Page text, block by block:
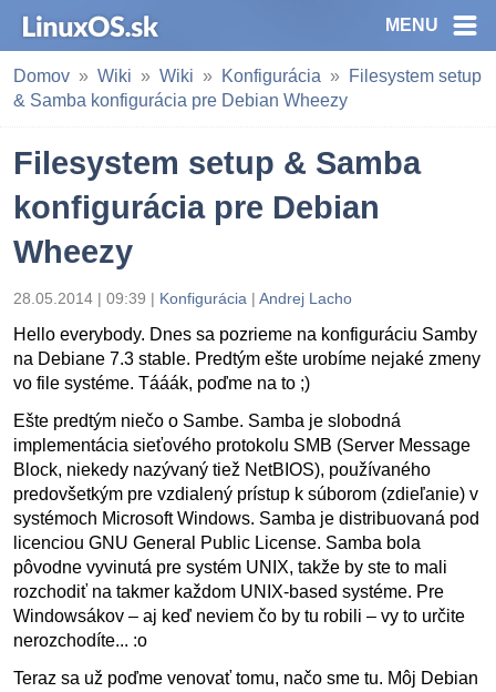
MENU
Domov Wiki Wiki Konfigurácia
Filesystem setup
& Samba konfigurácia pre Debian Wheezy
Filesystem setup & Samba
konfigurácia pre Debian
Wheezy
28.05.2014 | 09:39 | Konfigurácia | Andrej Lacho
Hello everybody. Dnes sa pozrieme na konfiguráciu Samby
na Debiane 7.3 stable. Predtým ešte urobíme nejaké zmeny
vo file systéme. Tááák, poďme na to ;)
Ešte predtým niečo o Sambe. Samba je slobodná
implementácia sieťového protokolu SMB (Server Message
Block, niekedy nazývaný tiež NetBIOS), používaného
predovšetkým pre vzdialený prístup k súborom (zdieľanie) v
systémoch Microsoft Windows. Samba je distribuovaná pod
licenciou GNU General Public License. Samba bola
pôvodne vyvinutá pre systém UNIX, takže by ste to mali
rozchodiť na takmer každom UNIX-based systéme. Pre
Windowsákov – aj keď neviem čo by tu robili – vy to určite
nerozchodíte... :o
Teraz sa už poďme venovať tomu, načo sme tu. Môj Debian